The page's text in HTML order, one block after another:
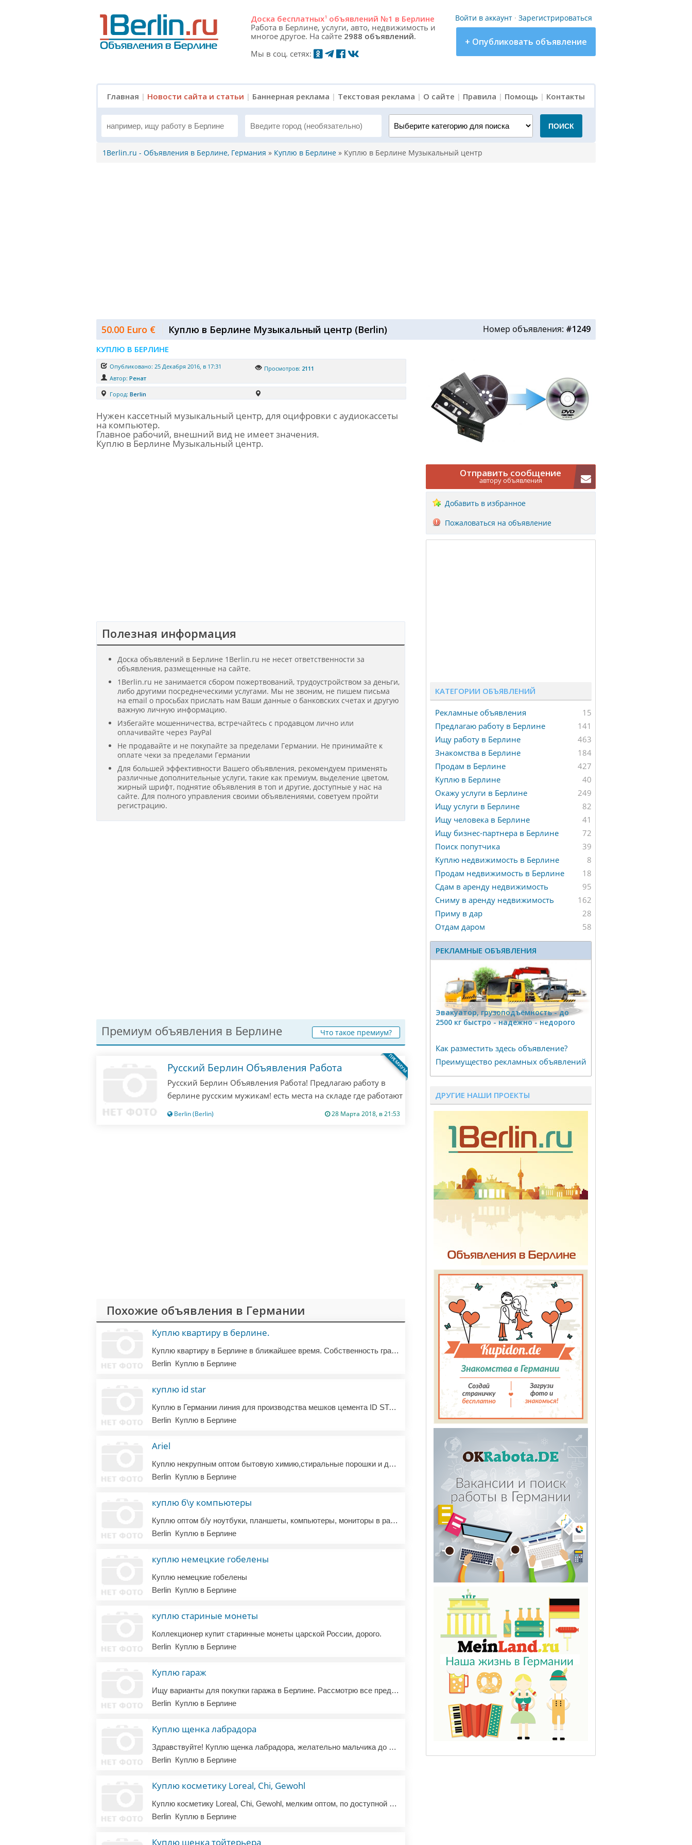
Доска бесплатных1 объявлений №1 в Берлине
Работа в Берлине, услуги, авто, недвижимость и
многое другое. На сайте 2988 объявлений.
Мы в соц. сетях:
Войти в аккаунт · Зарегистрироваться
+ Опубликовать объявление
Главная | Новости сайта и статьи | Баннерная реклама | Текстовая реклама | О сайте | Правила | Помощь | Контакты
Выберите категорию для поиска ПОИСК
1Berlin.ru - Объявления в Берлине, Германия » Куплю в Берлине » Куплю в Берлине Музыкальный центр
50.00 Euro € Куплю в Берлине Музыкальный центр (Berlin) Номер объявления: #1249
КУПЛЮ В БЕРЛИНЕ
Опубликовано: 25 Декабря 2016, в 17:31 Просмотров: 2111
Автор: Ренат
Город: Berlin
Нужен кассетный музыкальный центр, для оцифровки с аудиокассеты
на компьютер.
Главное рабочий, внешний вид не имеет значения.
Куплю в Берлине Музыкальный центр.
Полезная информация
Доска объявлений в Берлине 1Berlin.ru не несет ответственности за
объявления, размещенные на сайте.
1Berlin.ru не занимается сбором пожертвований, трудоустройством за деньги,
либо другими посреднеческими услугами. Мы не звоним, не пишем письма
на email о просьбах прислать нам Ваши данные о банковских счетах и другую
важную личную информацию.
Избегайте мошенничества, встречайтесь с продавцом лично или
оплачивайте через PayPal
Не продавайте и не покупайте за пределами Германии. Не принимайте к
оплате чеки за пределами Германии
Для большей эффективности Вашего объявления, рекомендуем применять
различные дополнительные услуги, такие как премиум, выделение цветом,
жирный шрифт, поднятие объявления в топ и другие, доступные у нас на
сайте. Для полного управления своими объявлениями, советуем пройти
регистрацию.
Премиум объявления в Берлине Что такое премиум?
ПРЕМИУМ
Русский Берлин Объявления Работа
Русский Берлин Объявления Работа! Предлагаю работу в
берлине русским мужикам! есть места на складе где работают
одни русские! Пишите мне все расскажу! если не ответил
Berlin (Berlin) 28 Марта 2018, в 21:53
Похожие объявления в Германии
Куплю квартиру в берлине.
Куплю квартиру в Берлине в ближайшее время. Собственность граждан РФ приветствуется с дискаунтом.
Berlin Куплю в Берлине
куплю id star
Куплю в Германии линия для производства мешков цемента ID STAR Б/У.
Berlin Куплю в Берлине
Ariel
Куплю некрупным оптом бытовую химию,стиральные порошки и другие моющие средства немецких производителей. Рассматриваю все предложения.
Berlin Куплю в Берлине
куплю б\у компьютеры
Куплю оптом б/у ноутбуки, планшеты, компьютеры, мониторы в рабочем состоянии или с небольшой поломкой. Пересылка в Украину за мой счет
Berlin Куплю в Берлине
куплю немецкие гобелены
Куплю немецкие гобелены
Berlin Куплю в Берлине
куплю стариные монеты
Коллекционер купит старинные монеты царской России, дорого.
Berlin Куплю в Берлине
Куплю гараж
Ищу варианты для покупки гаража в Берлине. Рассмотрю все предложения.
Berlin Куплю в Берлине
Куплю щенка лабрадора
Здравствуйте! Куплю щенка лабрадора, желательно мальчика до 3-х месяцев, хотелось бы со всеми документами, прививками, и веселым, дружелюбным характером.
Berlin Куплю в Берлине
Куплю косметику Loreal, Chi, Gewohl
Куплю косметику Loreal, Chi, Gewohl, мелким оптом, по доступной цене.
Berlin Куплю в Берлине
Куплю щенка тойтерьера
Отправить сообщение
автору объявления
Добавить в избранное
Пожаловаться на объявление
КАТЕГОРИИ ОБЪЯВЛЕНИЙ
Рекламные объявления
15
Предлагаю работу в Берлине
141
Ищу работу в Берлине
463
Знакомства в Берлине
184
Продам в Берлине
427
Куплю в Берлине
40
Окажу услуги в Берлине
249
Ищу услуги в Берлине
82
Ищу человека в Берлине
41
Ищу бизнес-партнера в Берлине
72
Поиск попутчика
39
Куплю недвижимость в Берлине
8
Продам недвижимость в Берлине
18
Сдам в аренду недвижимость
95
Сниму в аренду недвижимость
162
Приму в дар
28
Отдам даром
58
РЕКЛАМНЫЕ ОБЪЯВЛЕНИЯ
Эвакуатор, гpузоподъёмность - дo
2500 кг быстро - надeжно - недорого
Как разместить здесь объявление?
Преимущество рекламных объявлений
ДРУГИЕ НАШИ ПРОЕКТЫ